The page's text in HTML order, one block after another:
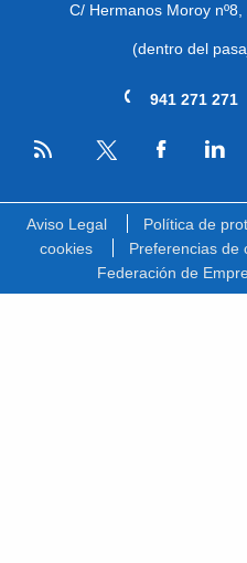
C/ Hermanos Moroy nº8,
(dentro del
941 271 271
RSS
Aviso Legal Política de
cookies
Preferencias de
Federación de